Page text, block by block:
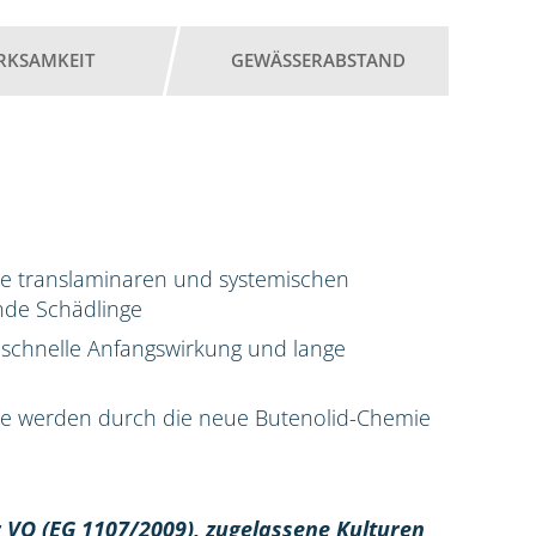
GEWÄSSERABSTAND
translaminaren und systemischen
Schädlinge
Anfangswirkung und lange
werden durch die neue Butenolid-Chemie
(EG 1107/2009), zugelassene Kulturen